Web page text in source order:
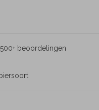
beoordelingen